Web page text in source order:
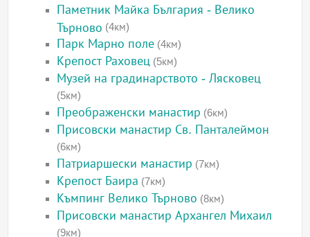
Паметник Майка България - Велико
Търново (4км)
Парк Марно поле (4км)
Крепост Раховец (5км)
Музей на градинарството - Лясковец
(5км)
Преображенски манастир (6км)
Присовски манастир Св. Панталеймон
(6км)
Патриаршески манастир (7км)
Крепост Баира (7км)
Къмпинг Велико Търново (8км)
Присовски манастир Архангел Михаил
(9км)